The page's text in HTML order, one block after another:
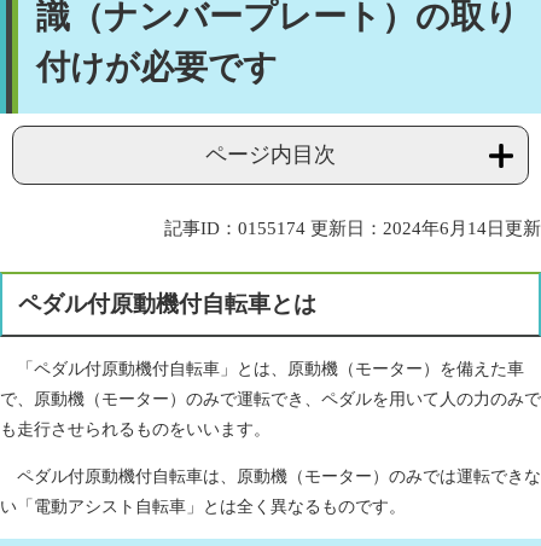
識（ナンバープレート）の取り
付けが必要です
ページ内目次
記事ID：0155174 更新日：2024年6月14日更新
ペダル付原動機付自転車とは
「ペダル付原動機付自転車」とは、原動機（モーター）を備えた車
で、原動機（モーター）のみで運転でき、ペダルを用いて人の力のみで
も走行させられるものをいいます。
ペダル付原動機付自転車は、原動機（モーター）のみでは運転できな
い「電動アシスト自転車」とは全く異なるものです。